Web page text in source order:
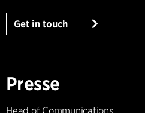
Get in touch
Presse
Head of Communications